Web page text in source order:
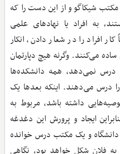
مکتب شیکاگو و از این دست را که
به افراد یا نهادهای علمی
افراد را در شعار دادن، انکار
می‌کنند. وگرنه هیچ دپارتمان
درس نمی‌دهد، همه دانشکده‌ها
درس می‌دهند. اینکه بعدها یک
داشته باشد، مربوط به
ایجاد و پرورش این دغدغه‌
و یک مکتب درس خوانده
فلان شکل خواهد بود، نگاهی